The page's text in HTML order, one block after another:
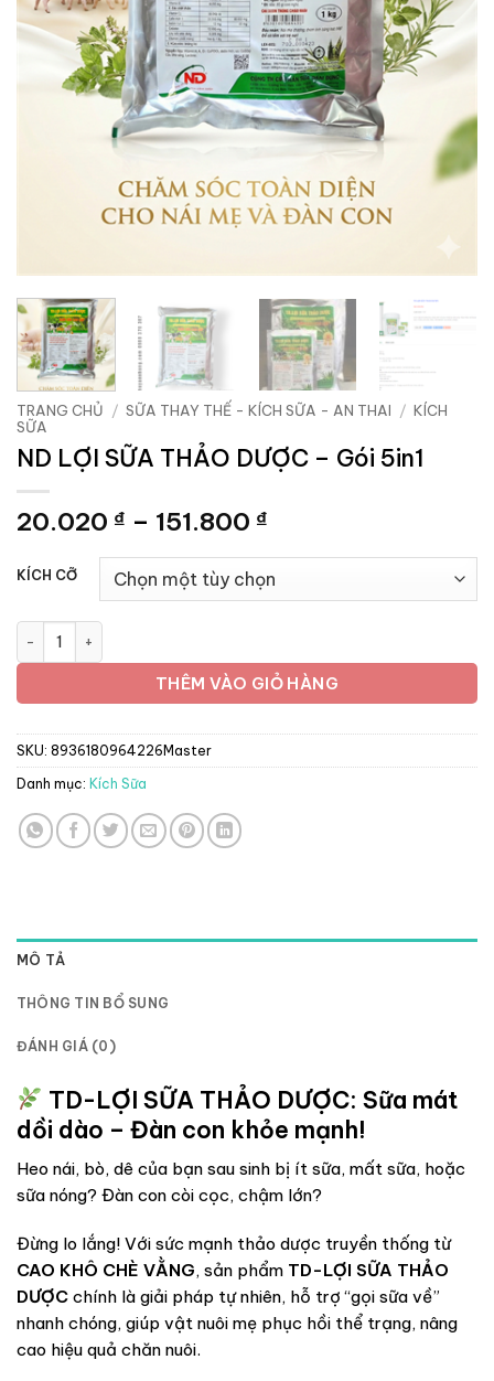
TRANG CHỦ / SỮA THAY THẾ - KÍCH SỮA - AN THAI / KÍCH
SỮA
ND LỢI SỮA THẢO DƯỢC – Gói 5in1
20.020 ₫ – 151.800 ₫
từ
20.020 ₫
KÍCH CỠ
ND LỢI SỮA THẢO DƯỢC - Gói 5in1 số lượng
THÊM VÀO GIỎ HÀNG
SKU: 8936180964226Master
Danh mục: Kích Sữa
MÔ TẢ
THÔNG TIN BỔ SUNG
ĐÁNH GIÁ (0)
TD-LỢI SỮA THẢO DƯỢC: Sữa mát
dồi dào – Đàn con khỏe mạnh!
Heo nái, bò, dê của bạn sau sinh bị ít sữa, mất sữa, hoặc
sữa nóng? Đàn con còi cọc, chậm lớn?
Đừng lo lắng! Với sức mạnh thảo dược truyền thống từ
CAO KHÔ CHÈ VẰNG, sản phẩm TD-LỢI SỮA THẢO
DƯỢC chính là giải pháp tự nhiên, hỗ trợ “gọi sữa về”
nhanh chóng, giúp vật nuôi mẹ phục hồi thể trạng, nâng
cao hiệu quả chăn nuôi.